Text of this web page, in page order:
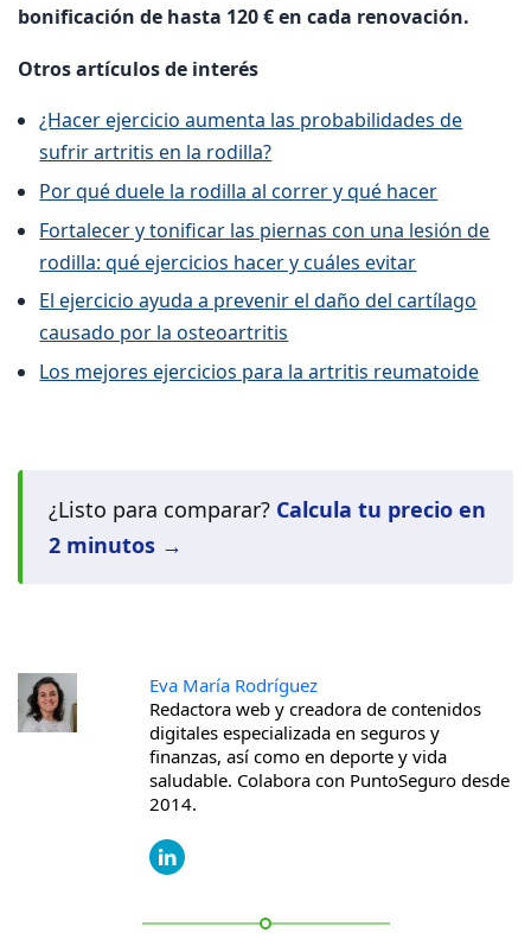
bonificación de hasta 120 € en cada renovación.
Otros artículos de interés
¿Hacer ejercicio aumenta las probabilidades de
sufrir artritis en la rodilla?
Por qué duele la rodilla al correr y qué hacer
Fortalecer y tonificar las piernas con una lesión de
rodilla: qué ejercicios hacer y cuáles evitar
El ejercicio ayuda a prevenir el daño del cartílago
causado por la osteoartritis
Los mejores ejercicios para la artritis reumatoide
¿Listo para comparar? Calcula tu precio en
2 minutos →
Eva María Rodríguez
Redactora web y creadora de contenidos
digitales especializada en seguros y
finanzas, así como en deporte y vida
saludable. Colabora con PuntoSeguro desde
2014.